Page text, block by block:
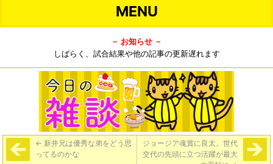
MENU
－ お知らせ －
しばらく、試合結果や他の記事の更新遅れます
← 新井兄は優秀な弟をどう思
ってるのかな
ジョージア魂賞に良太。世代
交代の先頭に立つ活躍が最大